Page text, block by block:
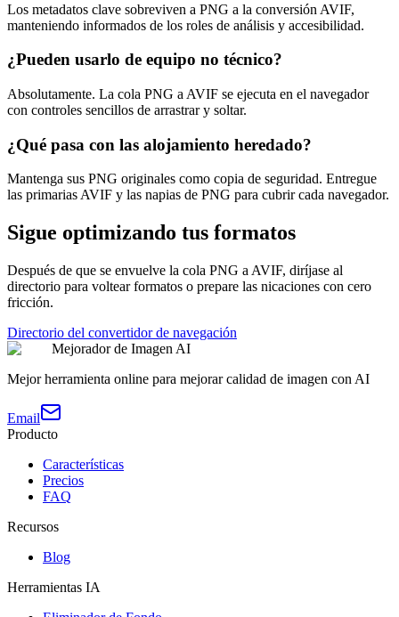
Los metadatos clave sobreviven a PNG a la conversión AVIF,
manteniendo informados de los roles de análisis y accesibilidad.
¿Pueden usarlo de equipo no técnico?
Absolutamente. La cola PNG a AVIF se ejecuta en el navegador
con controles sencillos de arrastrar y soltar.
¿Qué pasa con las alojamiento heredado?
Mantenga sus PNG originales como copia de seguridad. Entregue
las primarias AVIF y las napias de PNG para cubrir cada navegador.
Sigue optimizando tus formatos
Después de que se envuelve la cola PNG a AVIF, diríjase al
directorio para voltear formatos o prepare las nicaciones con cero
fricción.
Directorio del convertidor de navegación
Mejorador de Imagen AI
Mejor herramienta online para mejorar calidad de imagen con AI
Email
Producto
Características
Precios
FAQ
Recursos
Blog
Herramientas IA